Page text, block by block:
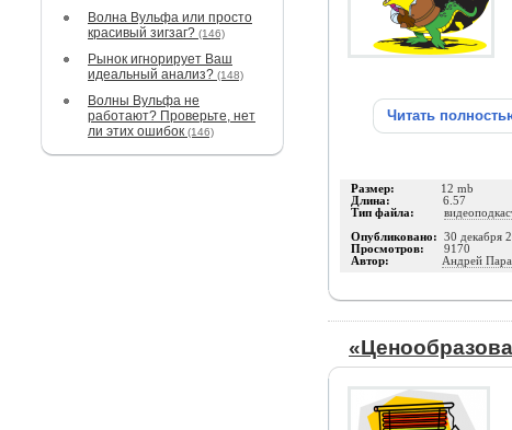
Волна Вульфа или просто
красивый зигзаг? (146)
Рынок игнорирует Ваш
идеальный анализ? (148)
Волны Вульфа не
работают? Проверьте, нет
ли этих ошибок (146)
Читать
Размер: 12 mb
Длина: 6.57
Тип файла:
Опубликовано: 30 декабря
Просмотров: 9170
Автор: Андрей